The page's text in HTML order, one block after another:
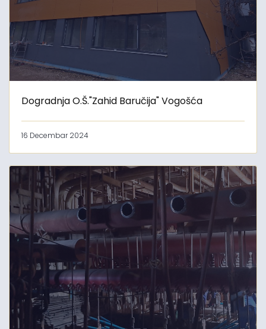
Dogradnja O.Š."Zahid Baručija" Vogošća
16 Decembar 2024